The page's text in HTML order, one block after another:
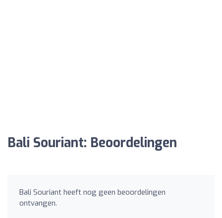
Bali Souriant: Beoordelingen
Bali Souriant heeft nog geen beoordelingen
ontvangen.